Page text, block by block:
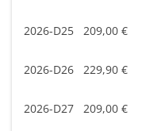
2026-D25 209,00 €
2026-D26 229,90 €
2026-D27 209,00 €